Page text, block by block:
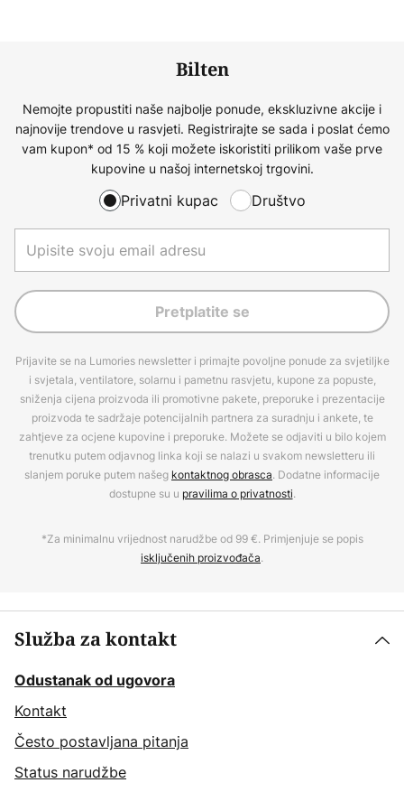
Bilten
Nemojte propustiti naše najbolje ponude, ekskluzivne akcije i
najnovije trendove u rasvjeti. Registrirajte se sada i poslat ćemo
vam kupon* od 15 % koji možete iskoristiti prilikom vaše prve
kupovine u našoj internetskoj trgovini.
Privatni kupac Društvo
Pretplatite se
Prijavite se na Lumories newsletter i primajte povoljne ponude za svjetiljke
i svjetala, ventilatore, solarnu i pametnu rasvjetu, kupone za popuste,
sniženja cijena proizvoda ili promotivne pakete, preporuke i prezentacije
proizvoda te sadržaje potencijalnih partnera za suradnju i ankete, te
zahtjeve za ocjene kupovine i preporuke. Možete se odjaviti u bilo kojem
trenutku putem odjavnog linka koji se nalazi u svakom newsletteru ili
slanjem poruke putem našeg kontaktnog obrasca. Dodatne informacije
dostupne su u pravilima o privatnosti.
*Za minimalnu vrijednost narudžbe od 99 €. Primjenjuje se popis
isključenih proizvođača.
Služba za kontakt
Odustanak od ugovora
Kontakt
Često postavljana pitanja
Status narudžbe